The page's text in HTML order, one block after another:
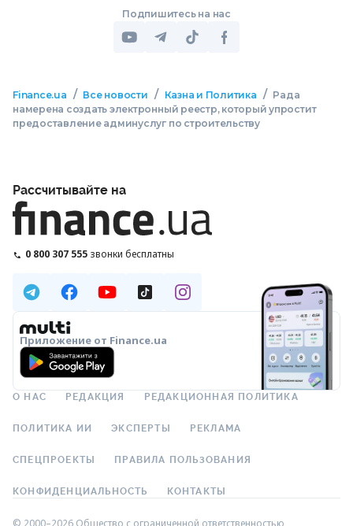
Подпишитесь на нас
Finance.ua / Все новости / Казна и Политика / Рада
намерена создать электронный реестр, который упростит
предоставление админуслуг по строительству
Рассчитывайте на
0 800 307 555 звонки бесплатны
Приложение от Finance.ua
О НАС РЕДАКЦИЯ РЕДАКЦИОННАЯ ПОЛИТИКА
ПОЛИТИКА ИИ ЭКСПЕРТЫ РЕКЛАМА
СПЕЦПРОЕКТЫ ПРАВИЛА ПОЛЬЗОВАНИЯ
КОНФИДЕНЦИАЛЬНОСТЬ КОНТАКТЫ
© 2000–2026 Общество с ограниченной ответственностью